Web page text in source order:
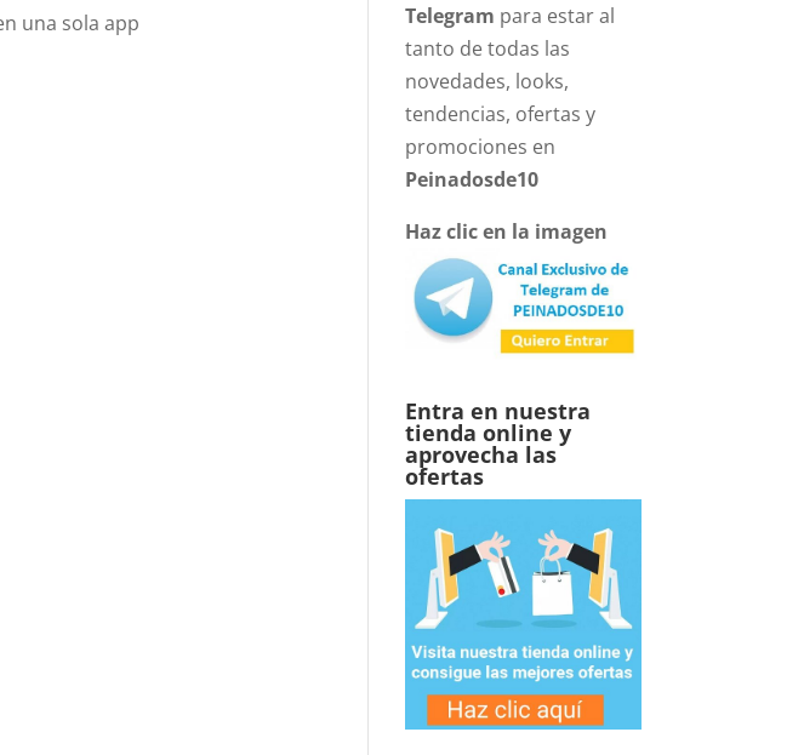
una sola app
Telegram para estar al
tanto de todas las
novedades, looks,
tendencias, ofertas y
promociones en
Peinadosde10
Haz clic en la imagen
Entra en nuestra
tienda online y
aprovecha las
ofertas